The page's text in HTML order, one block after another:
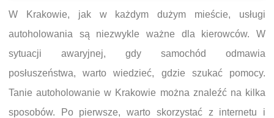
W Krakowie, jak w każdym dużym mieście, usługi
autoholowania są niezwykle ważne dla kierowców. W
sytuacji awaryjnej, gdy samochód odmawia
posłuszeństwa, warto wiedzieć, gdzie szukać pomocy.
Tanie autoholowanie w Krakowie można znaleźć na kilka
sposobów. Po pierwsze, warto skorzystać z internetu i